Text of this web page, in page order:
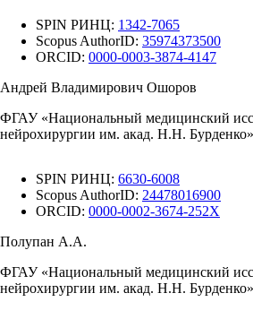
SPIN РИНЦ: 1342-7065
Scopus AuthorID: 35974373500
ORCID: 0000-0003-3874-4147
Андрей Владимирович Ошоров
ФГАУ «Национальный медицинский
нейрохирургии им. акад. Н.Н.
SPIN РИНЦ: 6630-6008
Scopus AuthorID: 24478016900
ORCID: 0000-0002-3674-252X
Полупан А.А.
ФГАУ «Национальный медицинский
нейрохирургии им. акад. Н.Н.